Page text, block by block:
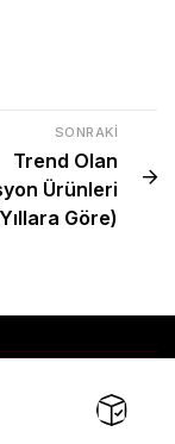
SONRAKI
Trend Olan
Ürünleri
Göre)